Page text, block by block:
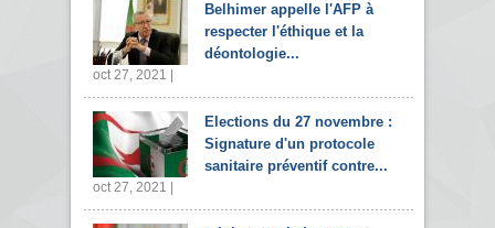
Belhimer appelle l'AFP à
respecter l'éthique et la
déontologie...
oct 27, 2021 |
Elections du 27 novembre :
Signature d'un protocole
sanitaire préventif contre...
oct 27, 2021 |